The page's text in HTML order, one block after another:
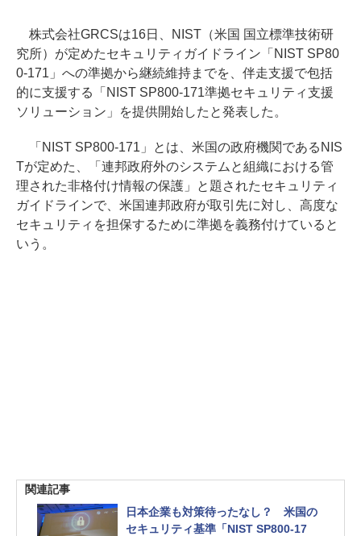
株式会社GRCSは16日、NIST（米国 国立標準技術研
究所）が定めたセキュリティガイドライン「NIST SP80
0-171」への準拠から継続維持までを、伴走支援で包括
的に支援する「NIST SP800-171準拠セキュリティ支援
ソリューション」を提供開始したと発表した。
「NIST SP800-171」とは、米国の政府機関であるNIS
Tが定めた、「連邦政府外のシステムと組織における管
理された非格付け情報の保護」と題されたセキュリティ
ガイドラインで、米国連邦政府が取引先に対し、高度な
セキュリティを担保するために準拠を義務付けていると
いう。
関連記事
日本企業も対策待ったなし？ 米国の
セキュリティ基準「NIST SP800-17